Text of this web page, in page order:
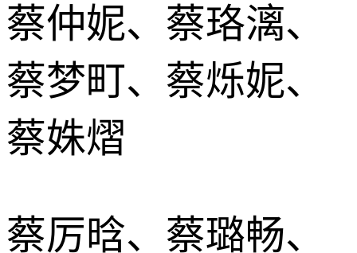
蔡仲妮、蔡珞漓、
蔡梦町、蔡烁妮、
蔡姝熠
蔡厉晗、蔡璐畅、